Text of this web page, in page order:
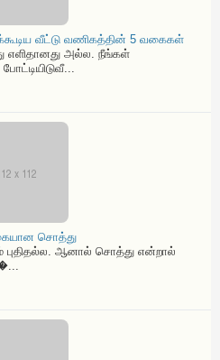
வீட்டு வணிகத்தின் 5 வகைகள்
எளிதானது அல்ல. நீங்கள்
சொத்து
புதிதல்ல. ஆனால் சொத்து என்றால்